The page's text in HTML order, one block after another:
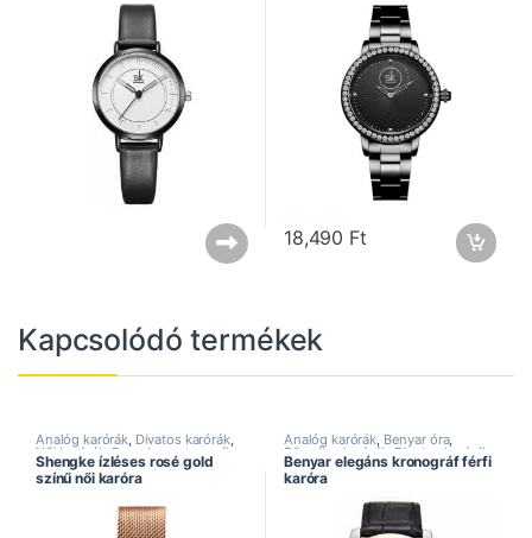
18,490 Ft
Kapcsolódó termékek
Analóg karórák, Divatos karórák,
Női karórák ,Rozsdamentes szíj
Shengke óra
Shengke ízléses rosé gold
színű női karóra
Analóg karórák, Benyar óra,
Bőrszíjas karórák ,Divatos karórák,
Elegáns karórák, Férfi karórák,
Kronográf karórák
Benyar elegáns kronográf férfi
karóra